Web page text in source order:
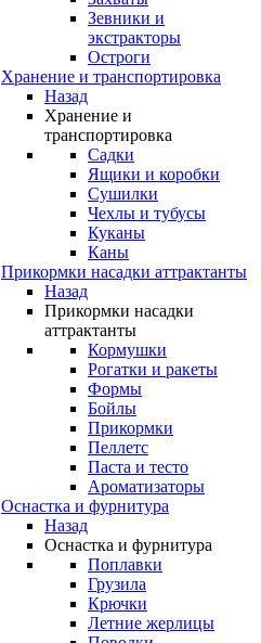
Зевники и
экстракторы
Остроги
Хранение и транспортировка
Назад
Хранение и
транспортировка
Садки
Ящики и коробки
Сушилки
Чехлы и тубусы
Куканы
Каны
Прикормки насадки аттрактанты
Назад
Прикормки насадки
аттрактанты
Кормушки
Рогатки и ракеты
Формы
Бойлы
Прикормки
Пеллетс
Паста и тесто
Ароматизаторы
Оснастка и фурнитура
Назад
Оснастка и фурнитура
Поплавки
Грузила
Крючки
Летние жерлицы